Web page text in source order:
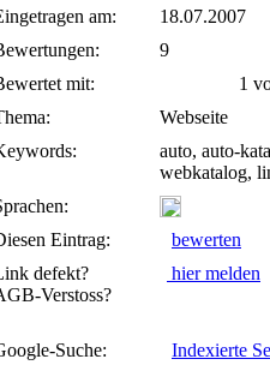
am:
18.07.2007
9
mit:
1
Webseite
auto, auto-
webkatalog,
Eintrag:
bewerten
defekt?
Verstoss?
hier melden
Suche: Indexierte